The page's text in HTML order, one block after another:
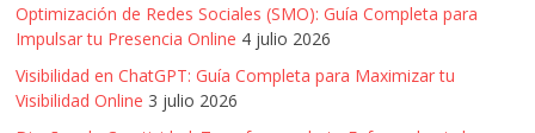
Marcas,
Insigns,
TV,
Radio,
Optimización de Redes Sociales (SMO): Guía Completa para
Impulsar tu Presencia Online 4 julio 2026
Visibilidad en ChatGPT: Guía Completa para Maximizar tu
Visibilidad Online 3 julio 2026